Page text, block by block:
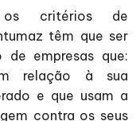
os critérios de
têm que ser
de empresas que:
relação à sua
e que usam a
contra os seus